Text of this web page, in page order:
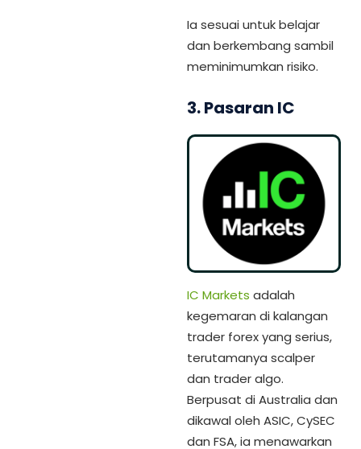
Ia sesuai untuk belajar
dan berkembang sambil
meminimumkan risiko.
3. Pasaran IC
IC Markets adalah
kegemaran di kalangan
trader forex yang serius,
terutamanya scalper
dan trader algo.
Berpusat di Australia dan
dikawal oleh ASIC, CySEC
dan FSA, ia menawarkan